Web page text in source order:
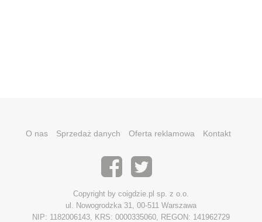
O nas Sprzedaż danych Oferta reklamowa Kontakt
Copyright by coigdzie.pl sp. z o.o.
ul. Nowogrodzka 31, 00-511 Warszawa
NIP: 1182006143, KRS: 0000335060, REGON: 141962729